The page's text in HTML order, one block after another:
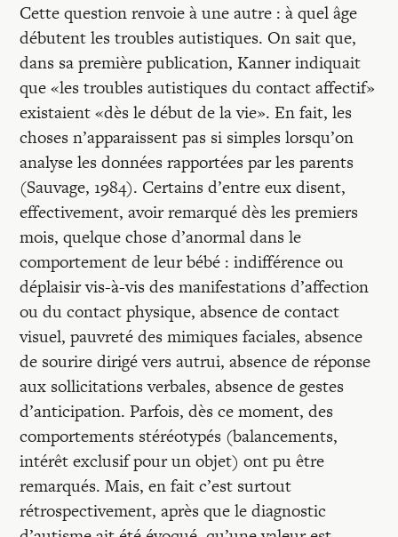
Cette question renvoie à une autre : à quel âge
débutent les troubles autistiques. On sait que,
dans sa première publication, Kanner indiquait
que «les troubles autistiques du contact affectif»
existaient «dès le début de la vie». En fait, les
choses n’apparaissent pas si simples lorsqu’on
analyse les données rapportées par les parents
(Sauvage, 1984). Certains d’entre eux disent,
effectivement, avoir remarqué dès les premiers
mois, quelque chose d’anormal dans le
comportement de leur bébé : indifférence ou
déplaisir vis-à-vis des manifestations d’affection
ou du contact physique, absence de contact
visuel, pauvreté des mimiques faciales, absence
de sourire dirigé vers autrui, absence de réponse
aux sollicitations verbales, absence de gestes
d’anticipation. Parfois, dès ce moment, des
comportements stéréotypés (balancements,
intérêt exclusif pour un objet) ont pu être
remarqués. Mais, en fait c’est surtout
rétrospectivement, après que le diagnostic